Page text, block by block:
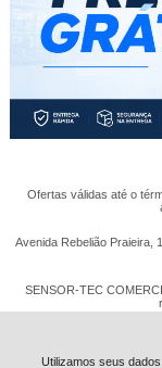
Utilizamos seus
Ofertas válidas até o
Avenida Rebelião Praieira,
SENSOR-TEC